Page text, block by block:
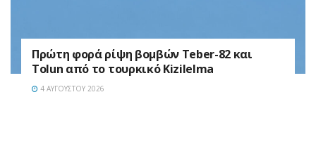
Πρώτη φορά ρίψη βομβών Teber-82 και
Tolun από το τουρκικό Kizilelma
4 ΑΥΓΟΎΣΤΟΥ 2026